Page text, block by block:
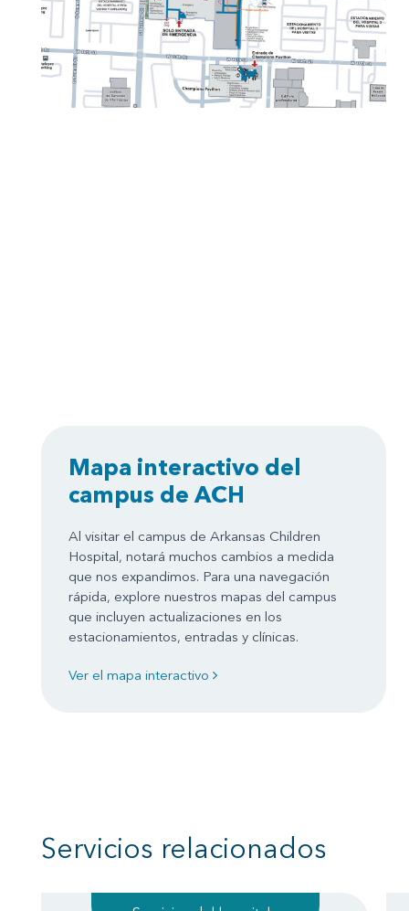
Mapa interactivo del
campus de ACH
Al visitar el campus de Arkansas Children
Hospital, notará muchos cambios a medida
que nos expandimos. Para una navegación
rápida, explore nuestros mapas del campus
que incluyen actualizaciones en los
estacionamientos, entradas y clínicas.
Ver el mapa interactivo
Servicios relacionados